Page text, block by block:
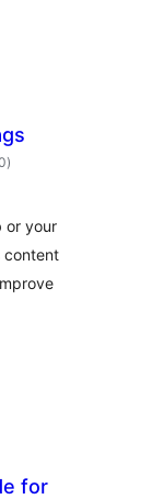
ukupna
ocijena
)
or your
content
for